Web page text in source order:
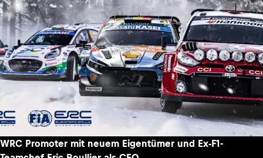
WRC Promoter mit neuem Eigentümer und Ex-F1-